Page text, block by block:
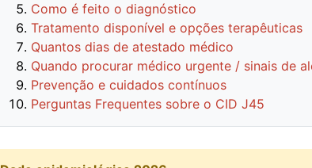
Como é feito o diagnóstico
Tratamento disponível e opções terapêuticas
Quantos dias de atestado médico
Quando procurar médico urgente / sinais de
Prevenção e cuidados contínuos
Perguntas Frequentes sobre o CID J45